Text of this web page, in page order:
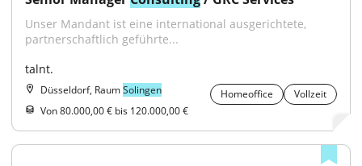
Unser Mandant ist eine international ausgerichtete,
partnerschaftlich geführte...
talnt.
Düsseldorf, RaumSolingen Homeoffice
Vollzeit
Von 80.000,00 € bis 120.000,00 €